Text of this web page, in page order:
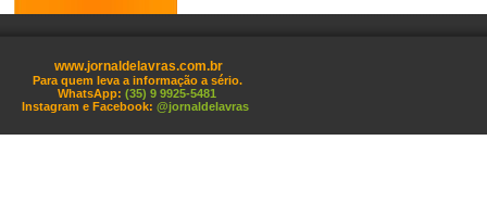
www.jornaldelavras.com.br
Para quem leva a informação a sério.
WhatsApp: (35) 9 9925-5481
Instagram e Facebook: @jornaldelavras